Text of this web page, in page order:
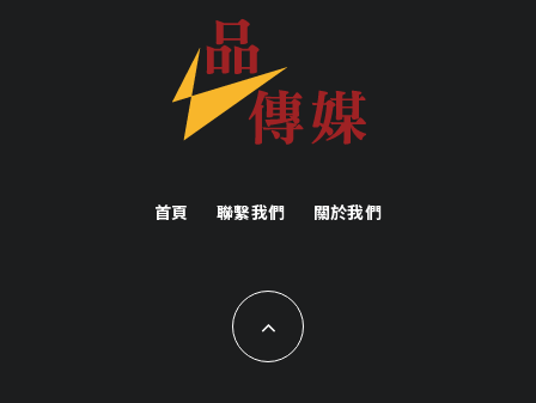
首頁 聯繫我們 關於我們